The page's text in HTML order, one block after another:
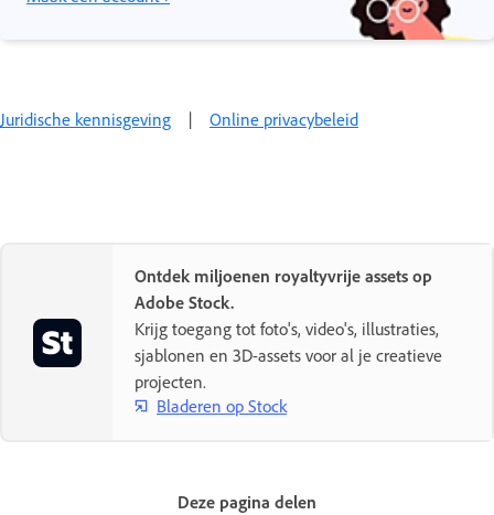
Juridische kennisgeving | Online privacybeleid
Ontdek miljoenen royaltyvrije assets op
Adobe Stock.
Krijg toegang tot foto's, video's, illustraties,
sjablonen en 3D-assets voor al je creatieve
projecten.
Bladeren op Stock
Deze pagina delen